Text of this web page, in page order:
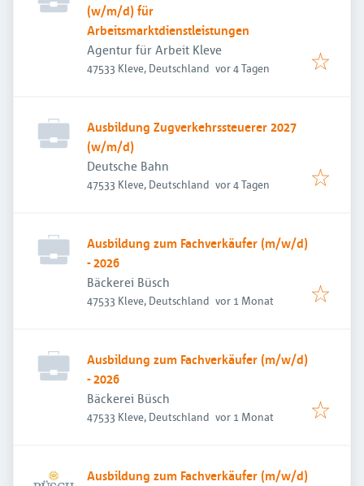
(w/m/d) für
Arbeitsmarktdienstleistungen
Agentur für Arbeit Kleve
47533 Kleve, Deutschland Veröffentlicht
vor 4 Tagen
Ausbildung Zugverkehrssteuerer 2027
(w/m/d)
Deutsche Bahn
47533 Kleve, Deutschland Veröffentlicht
vor 4 Tagen
Ausbildung zum Fachverkäufer (m/w/d)
- 2026
Bäckerei Büsch
47533 Kleve, Deutschland Veröffentlicht
vor 1 Monat
Ausbildung zum Fachverkäufer (m/w/d)
- 2026
Bäckerei Büsch
47533 Kleve, Deutschland Veröffentlicht
vor 1 Monat
Ausbildung zum Fachverkäufer (m/w/d)